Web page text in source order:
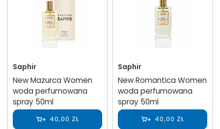
Saphir
New Mazurca Women
woda perfumowana
spray 50ml
40,00 ZŁ
Saphir
New Romantica Women
woda perfumowana
spray 50ml
40,00 ZŁ